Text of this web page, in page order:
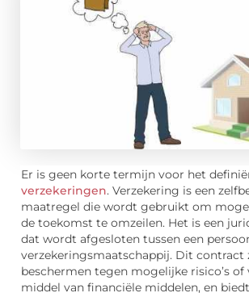
Er is geen korte termijn voor het
verzekeringen. Verzekering is een
maatregel die wordt gebruikt om
de toekomst te omzeilen. Het is een
dat wordt afgesloten tussen een
verzekeringsmaatschappij. Dit contract
beschermen tegen mogelijke risico’s of
middel van financiële middelen, en